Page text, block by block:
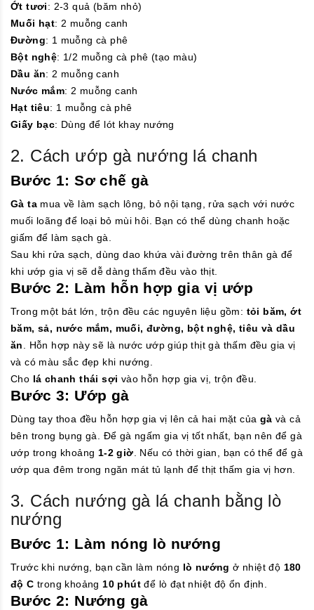
Ớt tươi: 2-3 quả (băm nhỏ)
Muối hạt: 2 muỗng canh
Đường: 1 muỗng cà phê
Bột nghệ: 1/2 muỗng cà phê (tạo màu)
Dầu ăn: 2 muỗng canh
Nước mắm: 2 muỗng canh
Hạt tiêu: 1 muỗng cà phê
Giấy bạc: Dùng để lót khay nướng
2. Cách ướp gà nướng lá chanh
Bước 1: Sơ chế gà
Gà ta mua về làm sạch lông, bỏ nội tạng, rửa sạch với nước
muối loãng để loại bỏ mùi hôi. Bạn có thể dùng chanh hoặc
giấm để làm sạch gà.
Sau khi rửa sạch, dùng dao khứa vài đường trên thân gà để
khi ướp gia vị sẽ dễ dàng thấm đều vào thịt.
Bước 2: Làm hỗn hợp gia vị ướp
Trong một bát lớn, trộn đều các nguyên liệu gồm: tỏi băm, ớt
băm, sả, nước mắm, muối, đường, bột nghệ, tiêu và dầu
ăn. Hỗn hợp này sẽ là nước ướp giúp thịt gà thấm đều gia vị
và có màu sắc đẹp khi nướng.
Cho lá chanh thái sợi vào hỗn hợp gia vị, trộn đều.
Bước 3: Ướp gà
Dùng tay thoa đều hỗn hợp gia vị lên cả hai mặt của gà và cả
bên trong bụng gà. Để gà ngấm gia vị tốt nhất, bạn nên để gà
ướp trong khoảng 1-2 giờ. Nếu có thời gian, bạn có thể để gà
ướp qua đêm trong ngăn mát tủ lạnh để thịt thấm gia vị hơn.
3. Cách nướng gà lá chanh bằng lò
nướng
Bước 1: Làm nóng lò nướng
Trước khi nướng, bạn cần làm nóng lò nướng ở nhiệt độ 180
độ C trong khoảng10 phút để lò đạt nhiệt độ ổn định.
Bước 2: Nướng gà